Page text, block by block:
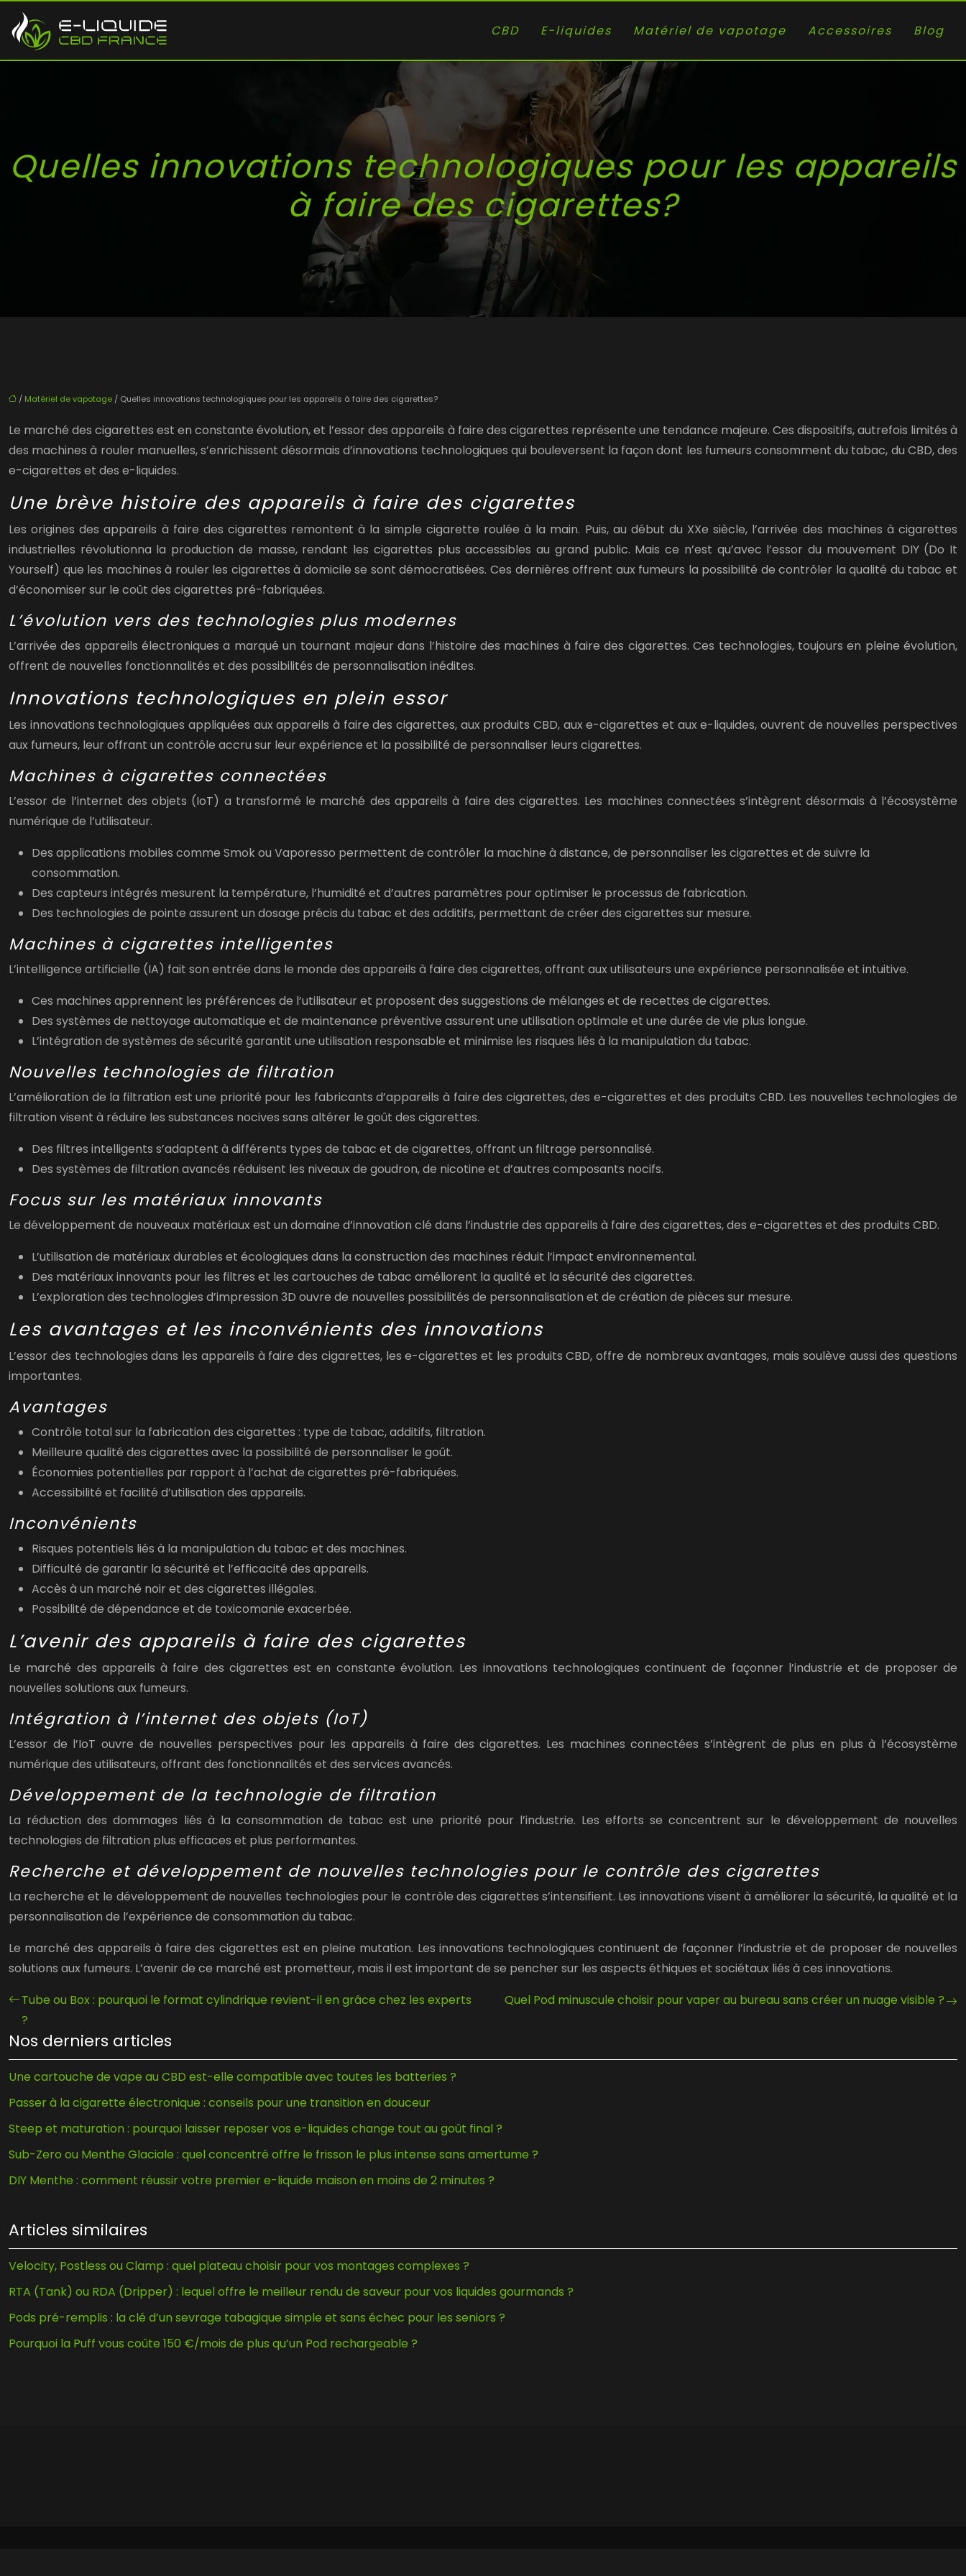
CBD E-liquides Matériel de vapotage Accessoires Blog
Quelles innovations technologiques pour les appareils
à faire des cigarettes?
/ Matériel de vapotage / Quelles innovations technologiques pour les appareils à faire des cigarettes?
Le marché des cigarettes est en constante évolution, et l’essor des appareils à faire des cigarettes représente une tendance majeure. Ces dispositifs, autrefois limités à
des machines à rouler manuelles, s’enrichissent désormais d’innovations technologiques qui bouleversent la façon dont les fumeurs consomment du tabac, du CBD, des
e-cigarettes et des e-liquides.
Une brève histoire des appareils à faire des cigarettes
Les origines des appareils à faire des cigarettes remontent à la simple cigarette roulée à la main. Puis, au début du XXe siècle, l’arrivée des machines à cigarettes
industrielles révolutionna la production de masse, rendant les cigarettes plus accessibles au grand public. Mais ce n’est qu’avec l’essor du mouvement DIY (Do It
Yourself) que les machines à rouler les cigarettes à domicile se sont démocratisées. Ces dernières offrent aux fumeurs la possibilité de contrôler la qualité du tabac et
d’économiser sur le coût des cigarettes pré-fabriquées.
L’évolution vers des technologies plus modernes
L’arrivée des appareils électroniques a marqué un tournant majeur dans l’histoire des machines à faire des cigarettes. Ces technologies, toujours en pleine évolution,
offrent de nouvelles fonctionnalités et des possibilités de personnalisation inédites.
Innovations technologiques en plein essor
Les innovations technologiques appliquées aux appareils à faire des cigarettes, aux produits CBD, aux e-cigarettes et aux e-liquides, ouvrent de nouvelles perspectives
aux fumeurs, leur offrant un contrôle accru sur leur expérience et la possibilité de personnaliser leurs cigarettes.
Machines à cigarettes connectées
L’essor de l’internet des objets (IoT) a transformé le marché des appareils à faire des cigarettes. Les machines connectées s’intègrent désormais à l’écosystème
numérique de l’utilisateur.
Des applications mobiles comme Smokou Vaporesso permettent de contrôler la machine à distance, de personnaliser les cigarettes et de suivre la
consommation.
Des capteurs intégrés mesurent la température, l’humidité et d’autres paramètres pour optimiser le processus de fabrication.
Des technologies de pointe assurent un dosage précis du tabac et des additifs, permettant de créer des cigarettes sur mesure.
Machines à cigarettes intelligentes
L’intelligence artificielle (IA) fait son entrée dans le monde des appareils à faire des cigarettes, offrant aux utilisateurs une expérience personnalisée et intuitive.
Ces machines apprennent les préférences de l’utilisateur et proposent des suggestions de mélanges et de recettes de cigarettes.
Des systèmes de nettoyage automatique et de maintenance préventive assurent une utilisation optimale et une durée de vie plus longue.
L’intégration de systèmes de sécurité garantit une utilisation responsable et minimise les risques liés à la manipulation du tabac.
Nouvelles technologies de filtration
L’amélioration de la filtration est une priorité pour les fabricants d’appareils à faire des cigarettes, des e-cigarettes et des produits CBD. Les nouvelles technologies de
filtration visent à réduire les substances nocives sans altérer le goût des cigarettes.
Des filtres intelligents s’adaptent à différents types de tabac et de cigarettes, offrant un filtrage personnalisé.
Des systèmes de filtration avancés réduisent les niveaux de goudron, de nicotine et d’autres composants nocifs.
Focus sur les matériaux innovants
Le développement de nouveaux matériaux est un domaine d’innovation clé dans l’industrie des appareils à faire des cigarettes, des e-cigarettes et des produits CBD.
L’utilisation de matériaux durables et écologiques dans la construction des machines réduit l’impact environnemental.
Des matériaux innovants pour les filtres et les cartouches de tabac améliorent la qualité et la sécurité des cigarettes.
L’exploration des technologies d’impression 3D ouvre de nouvelles possibilités de personnalisation et de création de pièces sur mesure.
Les avantages et les inconvénients des innovations
L’essor des technologies dans les appareils à faire des cigarettes, les e-cigarettes et les produits CBD, offre de nombreux avantages, mais soulève aussi des questions
importantes.
Avantages
Contrôle total sur la fabrication des cigarettes : type de tabac, additifs, filtration.
Meilleure qualité des cigarettes avec la possibilité de personnaliser le goût.
Économies potentielles par rapport à l’achat de cigarettes pré-fabriquées.
Accessibilité et facilité d’utilisation des appareils.
Inconvénients
Risques potentiels liés à la manipulation du tabac et des machines.
Difficulté de garantir la sécurité et l’efficacité des appareils.
Accès à un marché noir et des cigarettes illégales.
Possibilité de dépendance et de toxicomanie exacerbée.
L’avenir des appareils à faire des cigarettes
Le marché des appareils à faire des cigarettes est en constante évolution. Les innovations technologiques continuent de façonner l’industrie et de proposer de
nouvelles solutions aux fumeurs.
Intégration à l’internet des objets (IoT)
L’essor de l’IoT ouvre de nouvelles perspectives pour les appareils à faire des cigarettes. Les machines connectées s’intègrent de plus en plus à l’écosystème
numérique des utilisateurs, offrant des fonctionnalités et des services avancés.
Développement de la technologie de filtration
La réduction des dommages liés à la consommation de tabac est une priorité pour l’industrie. Les efforts se concentrent sur le développement de nouvelles
technologies de filtration plus efficaces et plus performantes.
Recherche et développement de nouvelles technologies pour le contrôle des cigarettes
La recherche et le développement de nouvelles technologies pour le contrôle des cigarettes s’intensifient. Les innovations visent à améliorer la sécurité, la qualité et la
personnalisation de l’expérience de consommation du tabac.
Le marché des appareils à faire des cigarettes est en pleine mutation. Les innovations technologiques continuent de façonner l’industrie et de proposer de nouvelles
solutions aux fumeurs. L’avenir de ce marché est prometteur, mais il est important de se pencher sur les aspects éthiques et sociétaux liés à ces innovations.
Tube ou Box : pourquoi le format cylindrique revient-il en grâce chez les experts
?
Quel Pod minuscule choisir pour vaper au bureau sans créer un nuage visible ?
Nos derniers articles
Une cartouche de vape au CBD est-elle compatible avec toutes les batteries ?
Passer à la cigarette électronique : conseils pour une transition en douceur
Steep et maturation : pourquoi laisser reposer vos e-liquides change tout au goût final ?
Sub-Zero ou Menthe Glaciale : quel concentré offre le frisson le plus intense sans amertume ?
DIY Menthe : comment réussir votre premier e-liquide maison en moins de 2 minutes ?
Articles similaires
Velocity, Postless ou Clamp : quel plateau choisir pour vos montages complexes ?
RTA (Tank) ou RDA (Dripper) : lequel offre le meilleur rendu de saveur pour vos liquides gourmands ?
Pods pré-remplis : la clé d’un sevrage tabagique simple et sans échec pour les seniors ?
Pourquoi la Puff vous coûte 150 €/mois de plus qu’un Pod rechargeable ?